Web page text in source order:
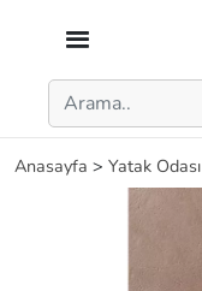
Anasayfa > Yatak Odası